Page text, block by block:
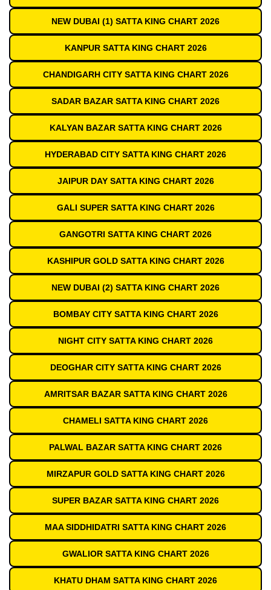
NEW DUBAI (1) SATTA KING CHART 2026
KANPUR SATTA KING CHART 2026
CHANDIGARH CITY SATTA KING CHART 2026
SADAR BAZAR SATTA KING CHART 2026
KALYAN BAZAR SATTA KING CHART 2026
HYDERABAD CITY SATTA KING CHART 2026
JAIPUR DAY SATTA KING CHART 2026
GALI SUPER SATTA KING CHART 2026
GANGOTRI SATTA KING CHART 2026
KASHIPUR GOLD SATTA KING CHART 2026
NEW DUBAI (2) SATTA KING CHART 2026
BOMBAY CITY SATTA KING CHART 2026
NIGHT CITY SATTA KING CHART 2026
DEOGHAR CITY SATTA KING CHART 2026
AMRITSAR BAZAR SATTA KING CHART 2026
CHAMELI SATTA KING CHART 2026
PALWAL BAZAR SATTA KING CHART 2026
MIRZAPUR GOLD SATTA KING CHART 2026
SUPER BAZAR SATTA KING CHART 2026
MAA SIDDHIDATRI SATTA KING CHART 2026
GWALIOR SATTA KING CHART 2026
KHATU DHAM SATTA KING CHART 2026